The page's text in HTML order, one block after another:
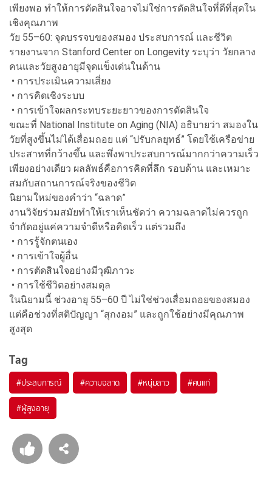
เพียงพอ ทำให้การตัดสินใจอาจไม่ใช่การตัดสินใจที่ดีที่สุดใน
เชิงคุณภาพ
วัย 55–60: จุดบรรจบของสมอง ประสบการณ์ และชีวิต
รายงานจาก Stanford Center on Longevity ระบุว่า วัยกลาง
คนและวัยสูงอายุมีจุดแข็งเด่นในด้าน
• การประเมินความเสี่ยง
• การคิดเชิงระบบ
• การเข้าใจผลกระทบระยะยาวของการตัดสินใจ
ขณะที่ National Institute on Aging (NIA) อธิบายว่า สมองใน
วัยที่สูงขึ้นไม่ได้เสื่อมถอย แต่ “ปรับกลยุทธ์” โดยใช้เครือข่าย
ประสาทที่กว้างขึ้น และพึ่งพาประสบการณ์มากกว่าความเร็ว
เพียงอย่างเดียว ผลลัพธ์คือการคิดที่ลึก รอบด้าน และเหมาะ
สมกับสถานการณ์จริงของชีวิต
นิยามใหม่ของคำว่า “ฉลาด”
งานวิจัยร่วมสมัยทำให้เราเห็นชัดว่า ความฉลาดไม่ควรถูก
จำกัดอยู่แค่ความจำดีหรือคิดเร็ว แต่รวมถึง
• การรู้จักตนเอง
• การเข้าใจผู้อื่น
• การตัดสินใจอย่างมีวุฒิภาวะ
• การใช้ชีวิตอย่างสมดุล
ในนิยามนี้ ช่วงอายุ 55–60 ปี ไม่ใช่ช่วงเสื่อมถอยของสมอง
แต่คือช่วงที่สติปัญญา “สุกงอม” และถูกใช้อย่างมีคุณภาพ
สูงสุด
Tag
#ประสบการณ์ #ความฉลาด #หนุ่มสาว #คนแก่
#ผู้สูงอายุ